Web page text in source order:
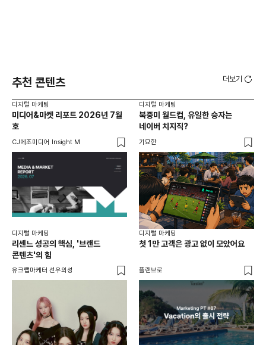
추천 콘텐츠 더보기
디지털 마케팅
미디어&마켓 리포트 2026년 7월
호
CJ메조미디어 Insight M
디지털 마케팅
북중미 월드컵, 유일한 승자는
네이버 치지직?
기묘한
디지털 마케팅
리센느 성공의 핵심, '브랜드
콘텐츠'의 힘
유크랩마케터 선우의성
디지털 마케팅
첫 1만 고객은 광고 없이 모았어요
플랜브로